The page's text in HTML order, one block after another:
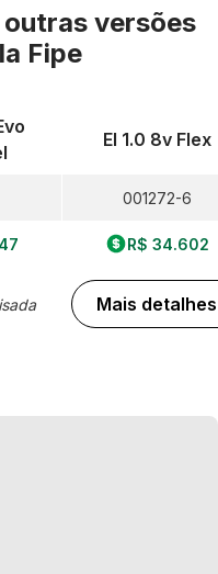
versões
Fipe
El 1.0 8v Flex
001272-6
R$ 34.602
Mais detalhes